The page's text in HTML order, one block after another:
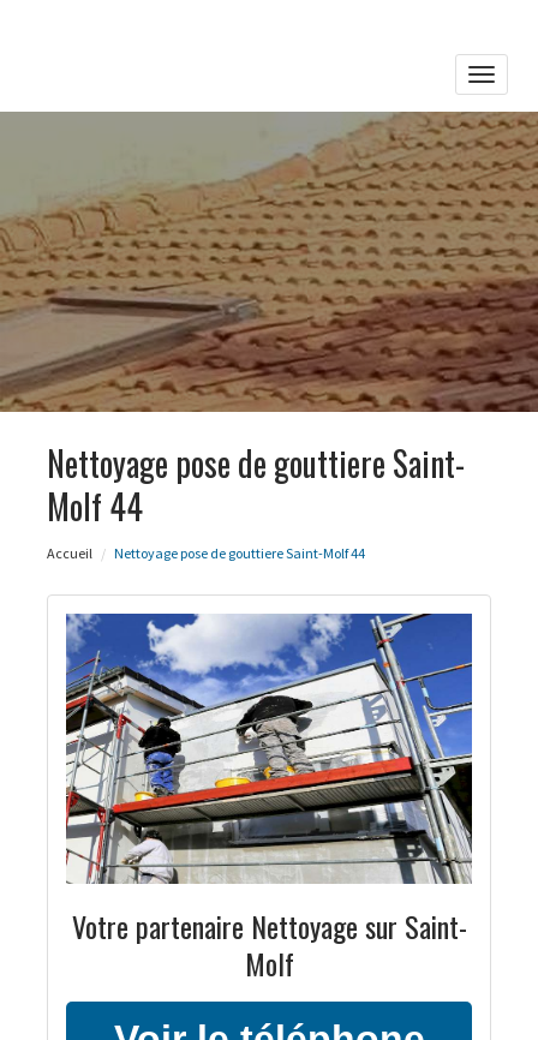
Toggle
Nettoyage pose de gouttiere Saint-
Molf 44
Accueil Nettoyage pose de gouttiere Saint-Molf 44
Votre partenaire Nettoyage sur Saint-
Molf